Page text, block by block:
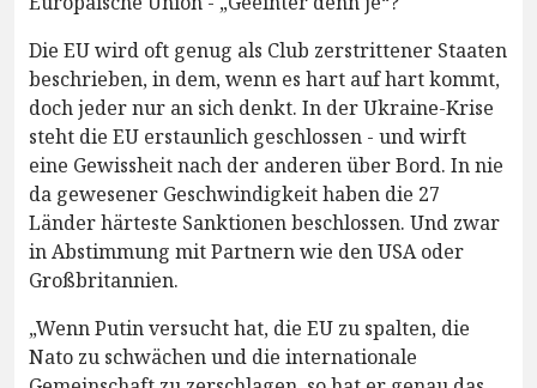
Die EU wird oft genug als Club zerstrittener Staaten
beschrieben, in dem, wenn es hart auf hart kommt,
doch jeder nur an sich denkt. In der Ukraine-Krise
steht die EU erstaunlich geschlossen - und wirft
eine Gewissheit nach der anderen über Bord. In nie
da gewesener Geschwindigkeit haben die 27
Länder härteste Sanktionen beschlossen. Und zwar
in Abstimmung mit Partnern wie den USA oder
Großbritannien.
„Wenn Putin versucht hat, die EU zu spalten, die
Nato zu schwächen und die internationale